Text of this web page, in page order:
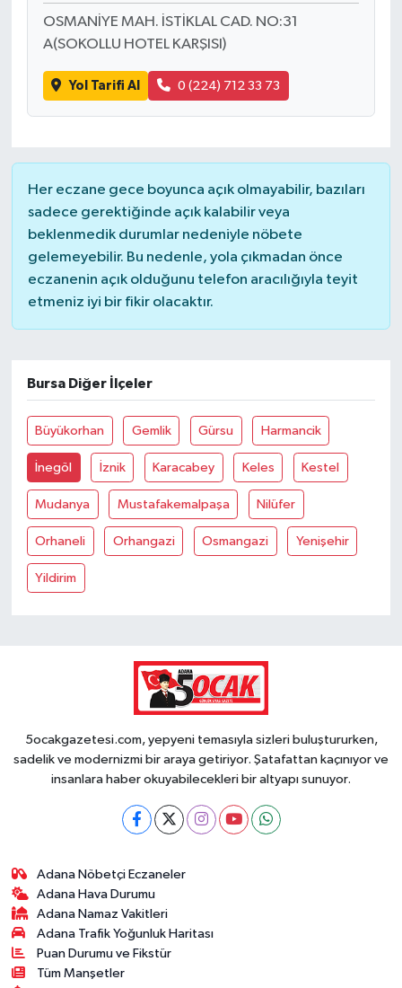
OSMANİYE MAH. İSTİKLAL CAD. NO:31
A(SOKOLLU HOTEL KARŞISI)
Yol Tarifi Al 0 (224) 712 33 73
Her eczane gece boyunca açık olmayabilir, bazıları
sadece gerektiğinde açık kalabilir veya
beklenmedik durumlar nedeniyle nöbete
gelemeyebilir. Bu nedenle, yola çıkmadan önce
eczanenin açık olduğunu telefon aracılığıyla teyit
etmeniz iyi bir fikir olacaktır.
Bursa Diğer İlçeler
Büyükorhan Gemlik Gürsu Harmancik
İnegöl İznik Karacabey Keles Kestel
Mudanya Mustafakemalpaşa Nilüfer
Orhaneli Orhangazi Osmangazi Yenişehir
Yildirim
5ocakgazetesi.com, yepyeni temasıyla sizleri buluştururken,
sadelik ve modernizmi bir araya getiriyor. Şatafattan kaçınıyor ve
insanlara haber okuyabilecekleri bir altyapı sunuyor.
Adana Nöbetçi Eczaneler
Adana Hava Durumu
Adana Namaz Vakitleri
Adana Trafik Yoğunluk Haritası
Puan Durumu ve Fikstür
Tüm Manşetler